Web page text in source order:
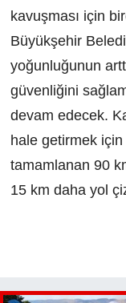
kavuşması için
Büyükşehir
yoğunluğunun
güvenliğini
devam edecek.
hale getirmek için
tamamlanan 90
15 km daha yol